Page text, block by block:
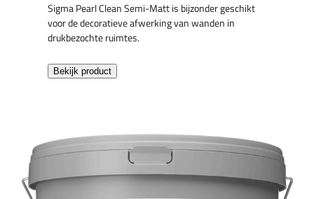
Sigma Pearl Clean Semi-Matt is bijzonder geschikt
voor de decoratieve afwerking van wanden in
drukbezochte ruimtes.
Bekijk product